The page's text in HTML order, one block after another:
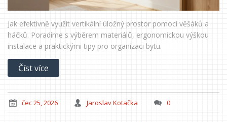
Jak efektivně využít vertikální úložný prostor pomocí věšáků a
háčků. Poradíme s výběrem materiálů, ergonomickou výškou
instalace a praktickými tipy pro organizaci bytu.
Číst více
čec 25, 2026 Jaroslav Kotačka 0